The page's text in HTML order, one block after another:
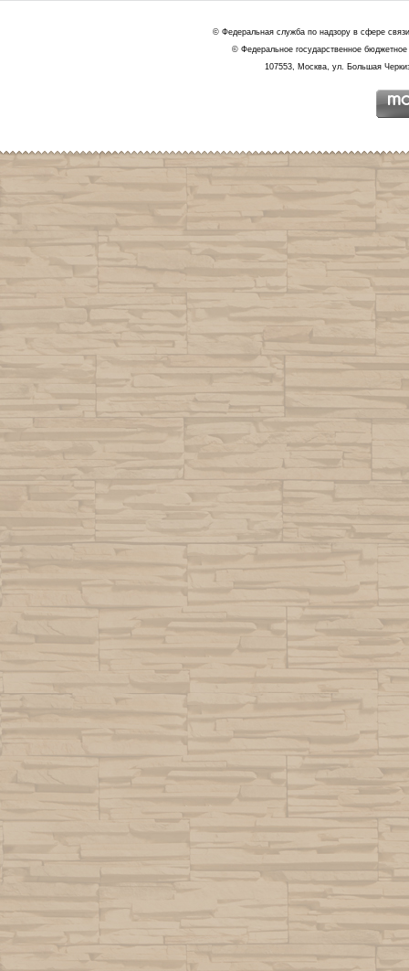
© Федеральная служба по надзору в сфере
© Федеральное государственное
107553, Москва, ул. Большая